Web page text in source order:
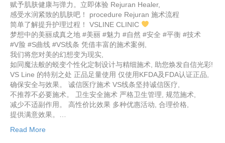
赋予肌肤健康与弹力。立即体验 Rejuran Healer,
感受水润紧致的肌肤吧！ procedure Rejuran 施术流程
简单了解提升护理过程！ VSLINE CLINIC
梦想中的美丽成真之地 #美丽 #魅力 #自然 #安全 #平衡 #技术
#V脸 #S曲线 #VS线条 凭借丰富的施术案例,
我们将您对美的幻想变为现实,
如同魔法般的蜕变个性化定制设计与精细施术, 助您焕发自信光彩!
VS Line 的特别之处 正品足量使用 仅使用KFDA及FDA认证正品,
确保安全与效果。 诚信医疗施术 VS线条坚持诚信医疗,
不推荐不必要施术。 卫生安全施术 严格卫生管理, 规范施术,
减少不适副作用。 高性价比效果 多种优惠活动, 合理价格,
提供满意效果。…
Read More